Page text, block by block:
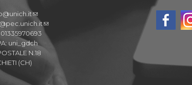
uni_gdch
N.18
(CH)